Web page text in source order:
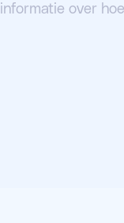
informatie over